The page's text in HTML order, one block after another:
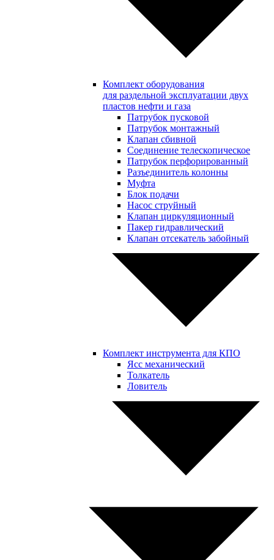
Комплект оборудования
для раздельной эксплуатации двух
пластов нефти и газа
Патрубок пусковой
Патрубок монтажный
Клапан сбивной
Соединение телескопическое
Патрубок перфорированный
Разъединитель колонны
Муфта
Блок подачи
Насос струйный
Клапан циркуляционный
Пакер гидравлический
Клапан отсекатель забойный
Комплект инструмента для КПО
Ясс механический
Толкатель
Ловитель